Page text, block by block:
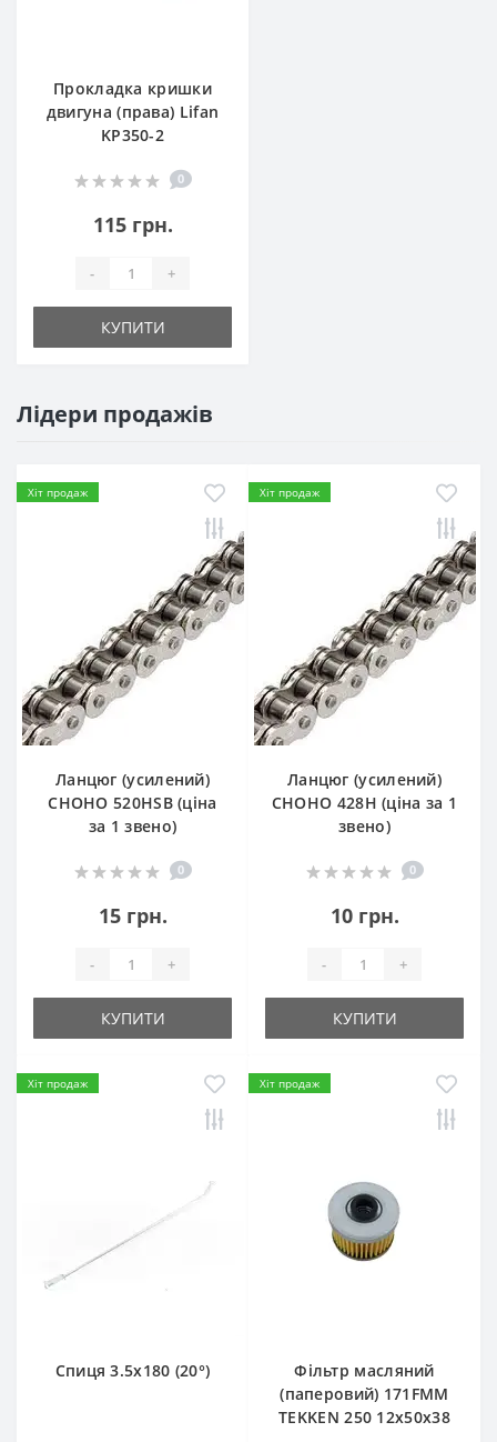
Прокладка кришки
двигуна (права) Lifan
KP350-2
0
115 грн.
- +
КУПИТИ
Лідери продажів
Хіт продаж
Ланцюг (усилений)
СHOHO 520HSB (ціна
за 1 звено)
0
15 грн.
- +
КУПИТИ
Хіт продаж
Ланцюг (усилений)
СHOHO 428H (ціна за 1
звено)
0
10 грн.
- +
КУПИТИ
Хіт продаж
Спиця 3.5х180 (20°)
Хіт продаж
Фільтр масляний
(паперовий) 171FMM
TEKKEN 250 12х50х38